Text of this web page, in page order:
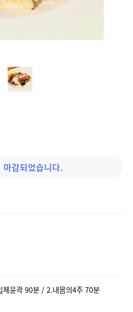
마감되었습니다.
체윤곽 90분 / 2.내몸의4주 70분